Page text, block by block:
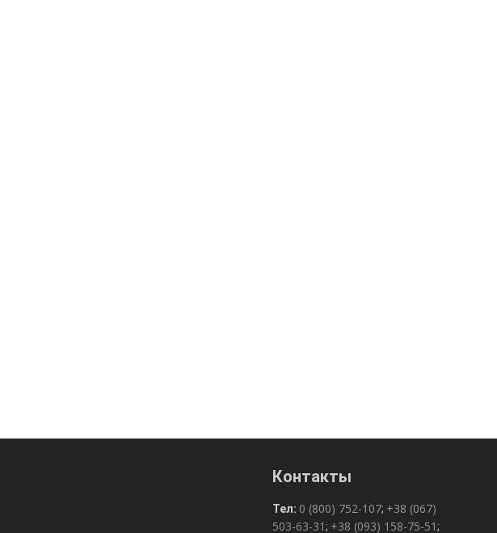
Контакты
Тел: 0 (800) 752-107; +38 (067)
503-63-31; +38 (093) 158-75-51;